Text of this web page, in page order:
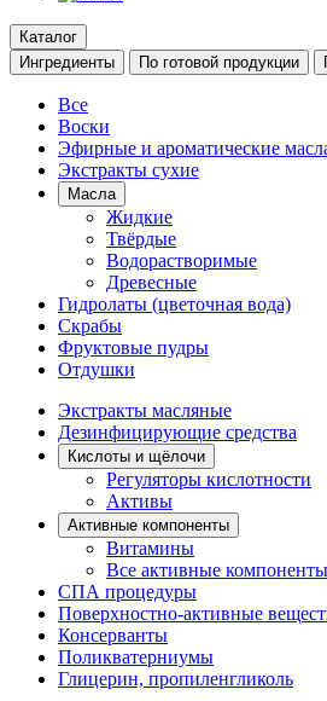
Каталог
Ингредиенты
По готовой продукции
Все
Воски
Эфирные и ароматические
Экстракты сухие
Масла
Жидкие
Твёрдые
Водорастворимые
Древесные
Гидролаты (цветочная вода)
Скрабы
Фруктовые пудры
Отдушки
Экстракты масляные
Дезинфицирующие средства
Кислоты и щёлочи
Регуляторы кислотности
Активы
Активные компоненты
Витамины
Все активные компоненты
СПА процедуры
Поверхностно-активные
Консерванты
Поликватерниумы
Глицерин, пропиленгликоль